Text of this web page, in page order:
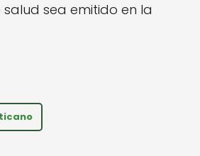
sea emitido en la